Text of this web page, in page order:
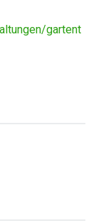
gartent